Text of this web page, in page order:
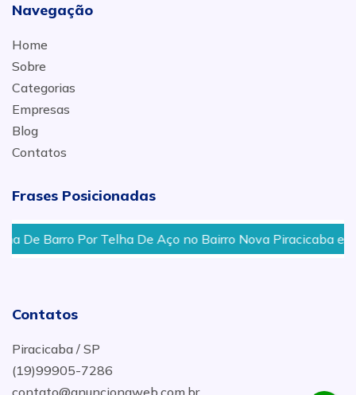
Navegação
Home
Sobre
Categorias
Empresas
Blog
Contatos
Frases Posicionadas
Por Telha De Aço no Bairro Nova Piracicaba em
Contatos
Piracicaba / SP
(19)99905-7286